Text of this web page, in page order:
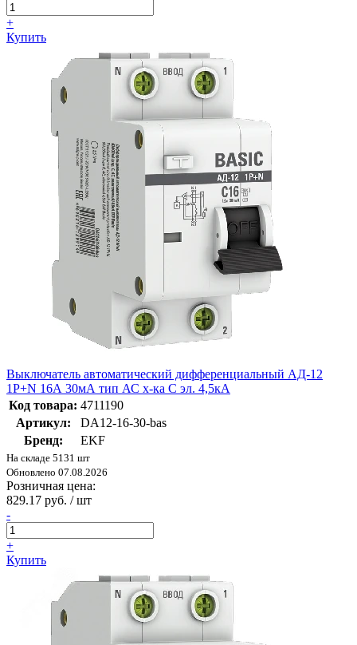
+
Купить
Выключатель автоматический дифференциальный АД-12
1P+N 16А 30мА тип АС х-ка C эл. 4,5кА
Код товара: 4711190
Артикул:
DA12-16-30-bas
Бренд:
EKF
На складе 5131 шт
Обновлено 07.08.2026
Розничная цена:
829.17 руб. / шт
-
+
Купить